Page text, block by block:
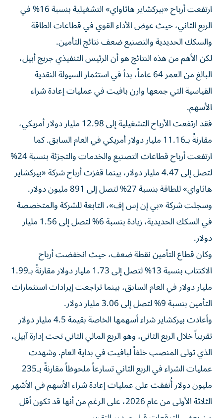
ارتفعت أرباح «بيركشاير هاثاواي» التشغيلية بنسبة 16% في
الربع الثاني، حيث عوض الأداء القوي في قطاعات الطاقة
والسكك الحديدية والتصنيع ضعف نتائج التأمين.
لكن الأهم من هذه النتائج هو أن الرئيس التنفيذي جريج أبيل،
البالغ من العمر 64 عاماً، بدأ في استثمار السيولة النقدية
القياسية التي جمعها وارن بافيت في عمليات إعادة شراء
الأسهم.
فقد ارتفعت الأرباح التشغيلية إلى 12.98 مليار دولار أمريكي،
مقارنةً بـ11.16 مليار دولار أمريكي في العام السابق. كما
ارتفعت أرباح قطاعات التصنيع والخدمات والتجزئة بنسبة 24%
لتصل إلى 4.47 مليار دولار، بينما قفزت أرباح شركة «بيركشاير
هاثاواي» للطاقة بنسبة 27% لتصل إلى 891 مليون دولار.
وسجلت شركة «بي إن إس إف»، التابعة للشركة والمتخصصة
في السكك الحديدية، زيادة بنسبة 6% لتصل إلى 1.56 مليار
دولار.
وكان قطاع التأمين نقطة ضعف، حيث انخفضت أرباح
الاكتتاب بنسبة 13% لتصل إلى 1.73 مليار دولار مقارنةً بـ1.99
مليار دولار في العام السابق، بينما تراجعت إيرادات استثمارات
التأمين بنسبة 9% لتصل إلى 3.06 مليار دولار.
وأعادت بيركشاير شراء أسهمها الخاصة بقيمة 4.5 مليار دولار
تقريباً خلال الربع الثاني، وهو الربع المالي الثاني تحت إدارة آبيل،
الذي تولى المنصب خلفاً لبافيت في بداية العام. وشهدت
عمليات الشراء في الربع الثاني تسارعاً ملحوظاً مقارنةً بـ235
مليون دولار أُنفقت على عمليات إعادة شراء الأسهم في الأشهر
الثلاثة الأولى من عام 2026، على الرغم من أنها قد تكون أقل